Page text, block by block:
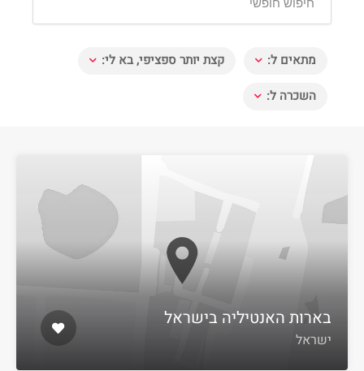
מתאים ל:
קצת יותר ספציפי, בא לי:
השכרה ל:
בארות האנטיליה בישראל
ישראל